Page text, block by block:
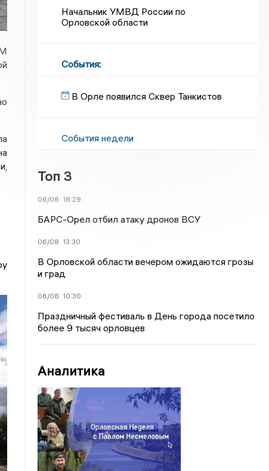
Начальник УМВД России по
Орловской области
События:
В Орле появился Сквер Танкистов
События недели
Топ 3
06/08 18:29
БАРС-Орел отбил атаку дронов ВСУ
06/08 13:30
В Орловской области вечером ожидаются грозы
и град
06/08 10:30
Праздничный фестиваль в День города посетило
более 9 тысяч орловцев
Аналитика